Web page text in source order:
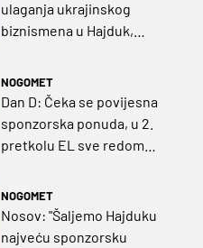
ulaganja ukrajinskog
biznismena u Hajduk,
NOGOMET
Dan D: Čeka se povijesna
sponzorska ponuda, u 2.
pretkolu EL sve redom
NOGOMET
Nosov: "Šaljemo Hajduku
najveću sponzorsku